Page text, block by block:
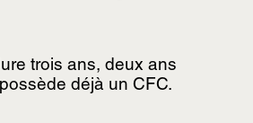
trois ans, deux ans
déjà un CFC.